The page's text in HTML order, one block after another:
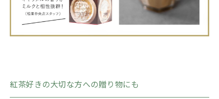
紅茶好きの大切な方への贈り物にも